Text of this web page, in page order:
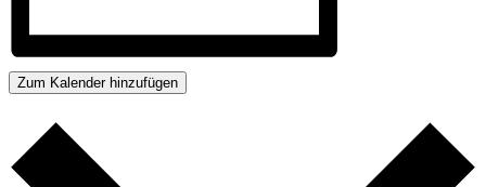
Zum Kalender hinzufügen